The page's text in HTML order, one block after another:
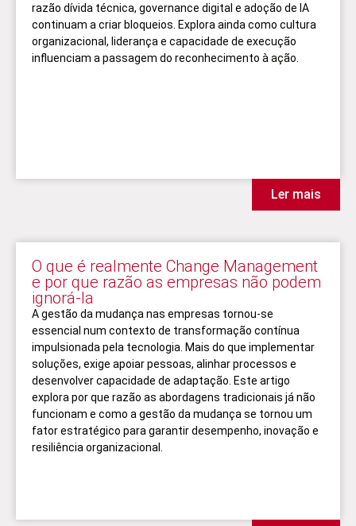
razão dívida técnica, governance digital e adoção de IA
continuam a criar bloqueios. Explora ainda como cultura
organizacional, liderança e capacidade de execução
influenciam a passagem do reconhecimento à ação.
Ler mais
O que é realmente Change Management
e por que razão as empresas não podem
ignorá-la
A gestão da mudança nas empresas tornou-se
essencial num contexto de transformação contínua
impulsionada pela tecnologia. Mais do que implementar
soluções, exige apoiar pessoas, alinhar processos e
desenvolver capacidade de adaptação. Este artigo
explora por que razão as abordagens tradicionais já não
funcionam e como a gestão da mudança se tornou um
fator estratégico para garantir desempenho, inovação e
resiliência organizacional.